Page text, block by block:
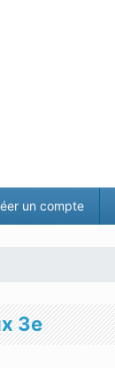
un compte
3e